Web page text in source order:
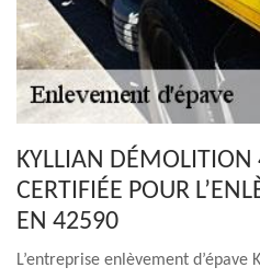
KYLLIAN DÉMOLITION
CERTIFIÉE POUR
EN 42590
L’entreprise enlèvement